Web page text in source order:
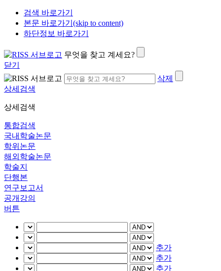
검색 바로가기
본문 바로가기(skip to content)
하단정보 바로가기
무엇을 찾고 계세요?
닫기
삭제
상세검색
상세검색
통합검색
국내학술논문
학위논문
해외학술논문
학술지
단행본
연구보고서
공개강의
버튼
추가
추가
추가